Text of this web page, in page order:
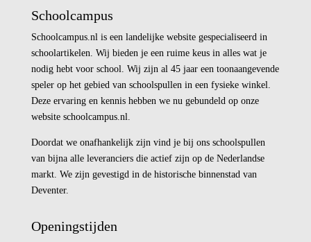
Schoolcampus
Schoolcampus.nl is een landelijke website gespecialiseerd in
schoolartikelen. Wij bieden je een ruime keus in alles wat je
nodig hebt voor school. Wij zijn al 45 jaar een toonaangevende
speler op het gebied van schoolspullen in een fysieke winkel.
Deze ervaring en kennis hebben we nu gebundeld op onze
website schoolcampus.nl.
Doordat we onafhankelijk zijn vind je bij ons schoolspullen
van bijna alle leveranciers die actief zijn op de Nederlandse
markt. We zijn gevestigd in de historische binnenstad van
Deventer.
Openingstijden